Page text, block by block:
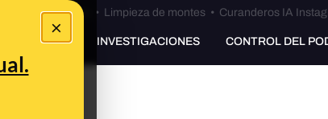
×
Bulos Ceuta • Limpieza de montes• Curanderos IA
PREBUNKING INVESTIGACIONES CONTROL DEL